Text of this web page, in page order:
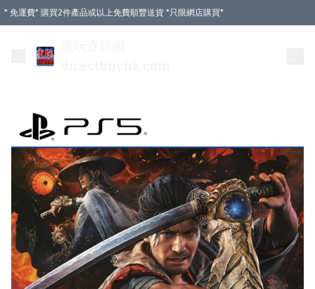
* 免運費* 購買2件產品或以上免費順豐送貨 *只限網店購買*